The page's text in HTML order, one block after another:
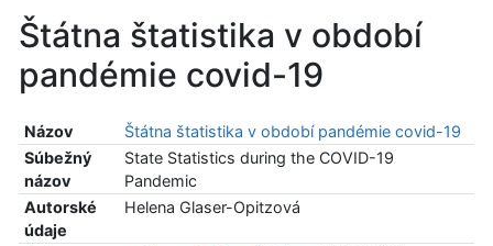
Štátna štatistika v období
pandémie covid-19
Názov
Štátna štatistika v období pandémie covid-19
Súbežný
názov
State Statistics during the COVID-19
Pandemic
Autorské
údaje
Helena Glaser-Opitzová